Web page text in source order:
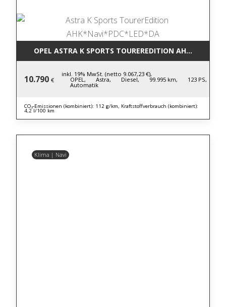
OPEL ASTRA K SPORTS TOUREREDITION
10.790 €
inkl. 19% MwSt. (netto 9.067,23 €),
OPEL, Astra, Diesel, 99.995 km, 123 PS,
Automatik
CO₂-Emissionen (kombiniert): 112 g/km, Kraftstoffverbrauch (kombiniert):
4,2 l/100 km
Klima | Navi